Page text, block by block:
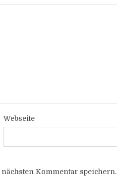
Webseite
Kommentar speichern.